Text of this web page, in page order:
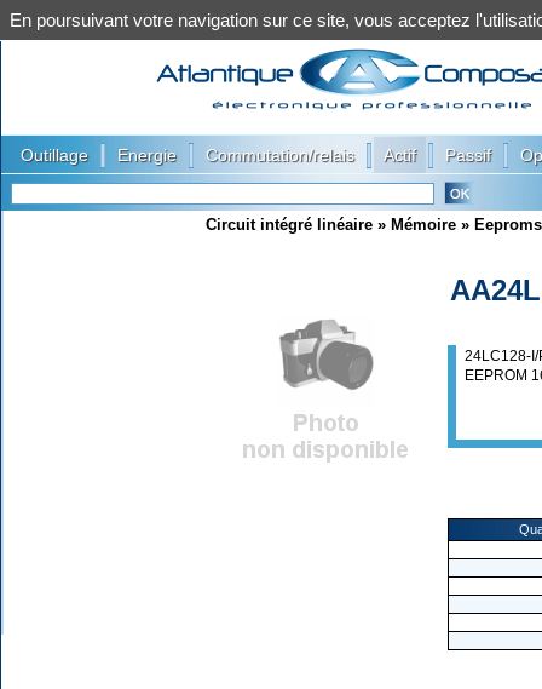
Outillage Energie Commutation/relais Actif Passif
Circuit intégré linéaire » Mémoire » Eeproms
24LC128-I/
EEPROM
En poursuivant votre navigation sur ce site, vous acceptez